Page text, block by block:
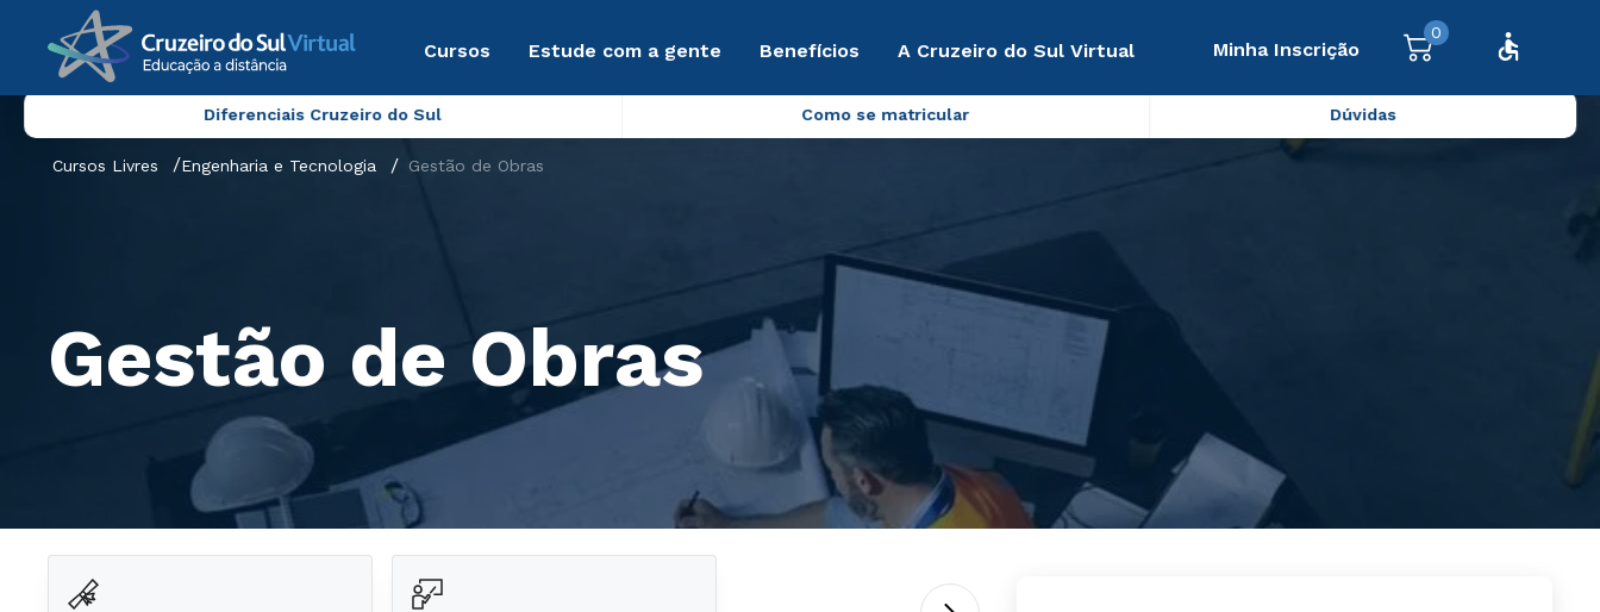
Cursos Estude com a gente Benefícios A Cruzeiro do Sul Virtual Minha Inscrição
0
Diferenciais Cruzeiro do Sul Como se matricular Dúvidas
Cursos Livres Engenharia e Tecnologia Gestão de Obras
Gestão de Obras